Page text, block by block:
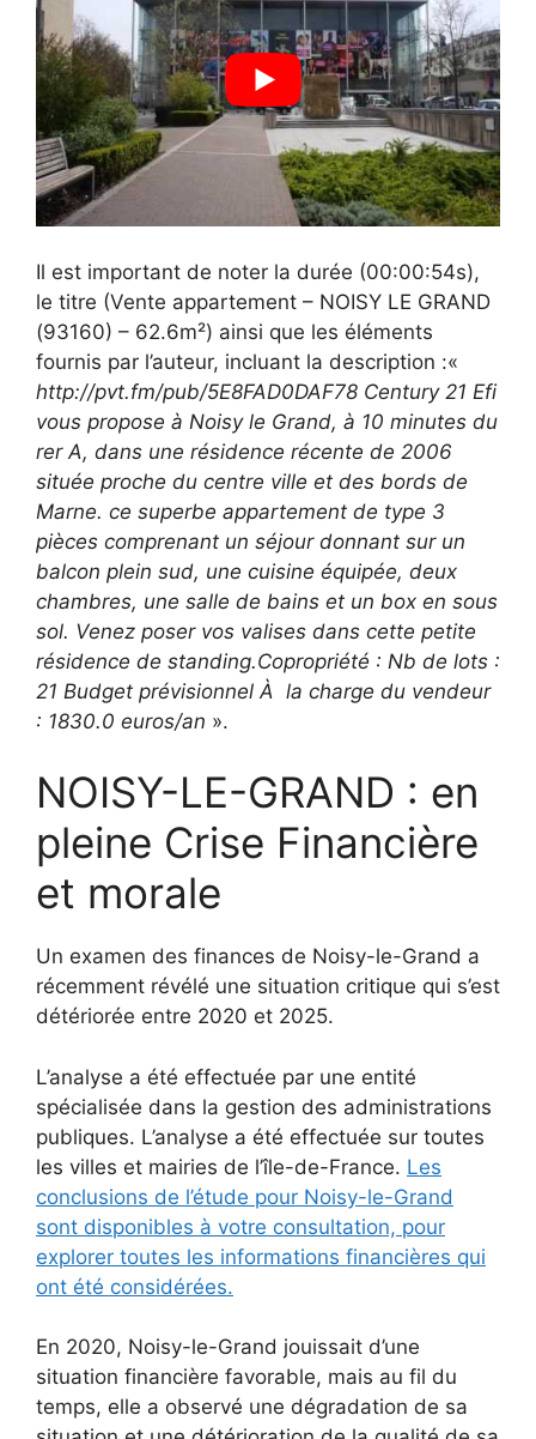
Il est important de noter la durée (00:00:54s),
le titre (Vente appartement – NOISY LE GRAND
(93160) – 62.6m²) ainsi que les éléments
fournis par l’auteur, incluant la description :«
http://pvt.fm/pub/5E8FAD0DAF78 Century 21 Efi
vous propose à Noisy le Grand, à 10 minutes du
rer A, dans une résidence récente de 2006
située proche du centre ville et des bords de
Marne. ce superbe appartement de type 3
pièces comprenant un séjour donnant sur un
balcon plein sud, une cuisine équipée, deux
chambres, une salle de bains et un box en sous
sol. Venez poser vos valises dans cette petite
résidence de standing.Copropriété : Nb de lots :
21 Budget prévisionnel À la charge du vendeur
: 1830.0 euros/an ».
NOISY-LE-GRAND : en
pleine Crise Financière
et morale
Un examen des finances de Noisy-le-Grand a
récemment révélé une situation critique qui s’est
détériorée entre 2020 et 2025.
L’analyse a été effectuée par une entité
spécialisée dans la gestion des administrations
publiques. L’analyse a été effectuée sur toutes
les villes et mairies de l’île-de-France. Les
conclusions de l’étude pour Noisy-le-Grand
sont disponibles à votre consultation, pour
explorer toutes les informations financières qui
ont été considérées.
En 2020, Noisy-le-Grand jouissait d’une
situation financière favorable, mais au fil du
temps, elle a observé une dégradation de sa